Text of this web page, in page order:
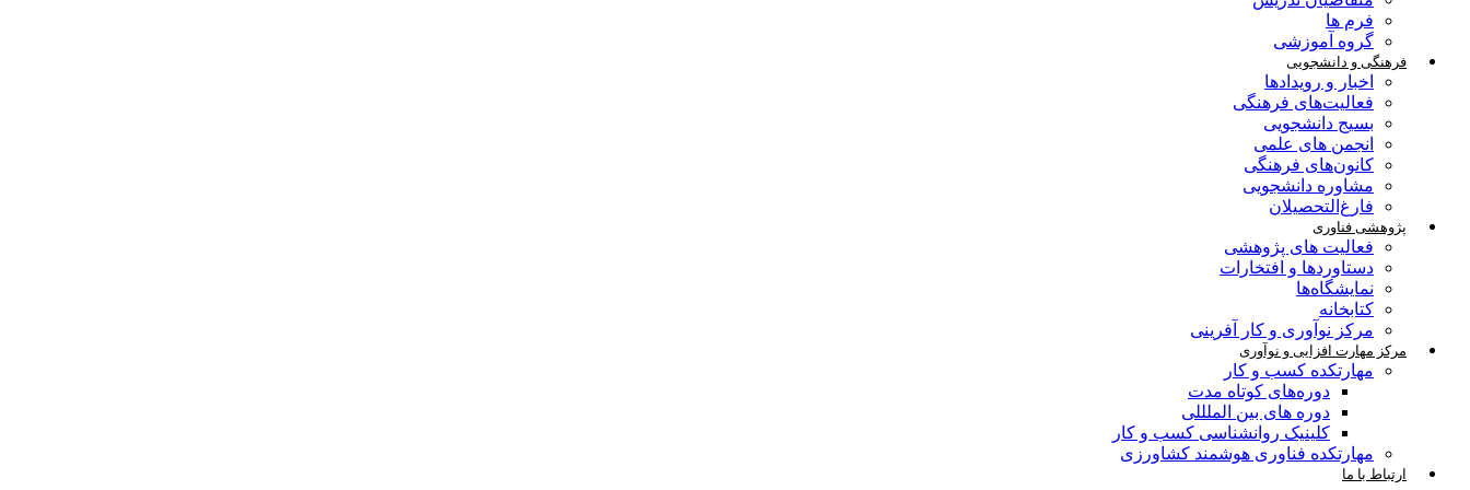
فرم ها
گروه آموزشی
فرهنگی و دانشجویی
اخبار و رویدادها
فعالیت‌های فرهنگی
بسیج دانشجویی
انجمن های علمی
کانون‌های فرهنگی
مشاوره دانشجویی
فارغ‌التحصیلان
پژوهشی فناوری
فعالیت های پژوهشی
دستاوردها و افتخارات
نمایشگاه‌ها
کتابخانه
مرکز نوآوری و کار آفرینی
مرکز مهارت افزایی و نوآوری
مهارتکده کسب و کار
دوره‌های کوتاه مدت
دوره های بین الملللی
کلینیک روانشناسی کسب و کار
مهارتکده فناوری هوشمند کشاورزی
ارتباط با ما